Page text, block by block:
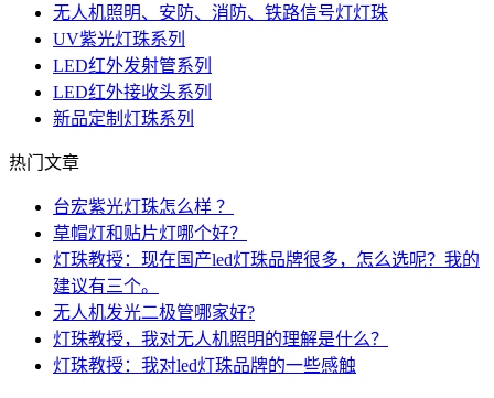
无人机照明、安防、消防、铁路信号灯灯珠
UV紫光灯珠系列
LED红外发射管系列
LED红外接收头系列
新品定制灯珠系列
热门文章
台宏紫光灯珠怎么样 ？
草帽灯和贴片灯哪个好？
灯珠教授：现在国产led灯珠品牌很多，怎么选呢？我的
建议有三个。
无人机发光二极管哪家好?
灯珠教授，我对无人机照明的理解是什么？
灯珠教授：我对led灯珠品牌的一些感触